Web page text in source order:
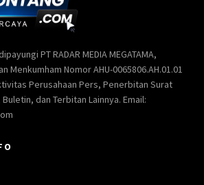
PT RADAR MEDIA MEGATAMA,
Menkumham Nomor AHU-0065806.AH.01.01
Perusahaan Pers, Penerbitan Surat
dan Terbitan Lainnya. Email: